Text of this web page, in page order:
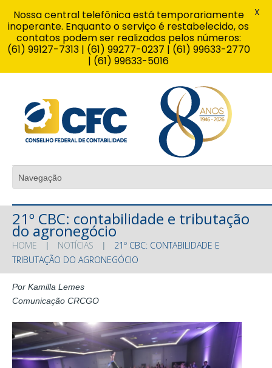
21º CBC: contabilidade e tributação
do agronegócio
HOME NOTÍCIAS
21º CBC: CONTABILIDADE E
TRIBUTAÇÃO DO AGRONEGÓCIO
Por Kamilla Lemes
Comunicação CRCGO
Nossa central telefônica está temporariamente
inoperante. Enquanto o serviço é restabelecido, os
contatos podem ser realizados pelos números:
(61) 99127-7313 | (61) 99277-0237 | (61) 99633-2770
| (61) 99633-5016
X